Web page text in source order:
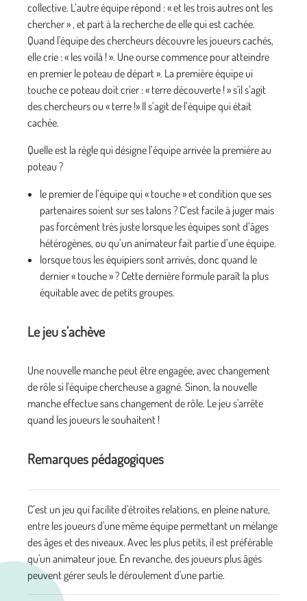
collective. L’autre équipe répond : « et les trois autres ont les
chercher » , et part à la recherche de elle qui est cachée.
Quand l'équipe des chercheurs découvre les joueurs cachés,
elle crie : « les voilà ! ». Une ourse commence pour atteindre
en premier le poteau de départ ». La première équipe ui
touche ce poteau doit crier : « terre découverte ! » s'il s’agit
des chercheurs ou « terre !» Il s’agit de l’équipe qui était
cachée.
Quelle est la règle qui désigne l’équipe arrivée la première au
poteau ?
le premier de l’équipe qui « touche » et condition que ses
partenaires soient sur ses talons ? C’est facile à juger mais
pas forcément très juste lorsque les équipes sont d’âges
hétérogènes, ou qu’un animateur fait partie d’une équipe.
lorsque tous les équipiers sont arrivés, donc quand le
dernier « touche » ? Cette dernière formule paraît la plus
équitable avec de petits groupes.
Le jeu s’achève
Une nouvelle manche peut être engagée, avec changement
de rôle si l'équipe chercheuse a gagné. Sinon, la nouvelle
manche effectue sans changement de rôle. Le jeu s'arrête
quand les joueurs le souhaitent !
Remarques pédagogiques
C’est un jeu qui facilite d'étroites relations, en pleine nature,
entre les joueurs d'une même équipe permettant un mélange
des âges et des niveaux. Avec les plus petits, il est préférable
qu'un animateur joue. En revanche, des joueurs plus âgés
peuvent gérer seuls le déroulement d'une partie.